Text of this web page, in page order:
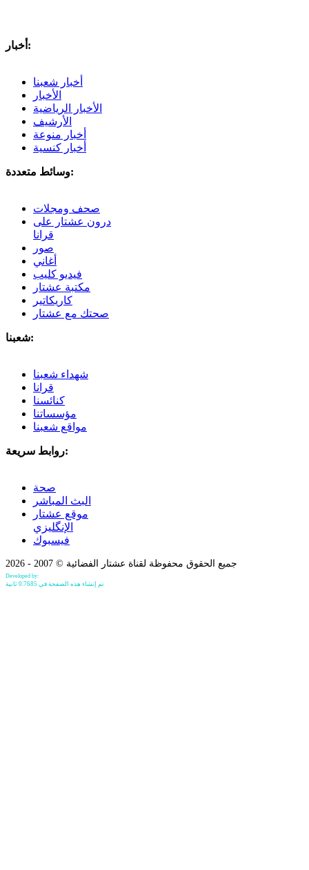
أخبار:
أخبار شعبنا
الأخبار
الأخبار الرياضية
الأرشيف
أخبار منوعة
أخبار كنسية
وسائط متعددة:
صحف ومجلات
درون عشتار على
قرانا
صور
أغاني
فيديو كليب
مكتبة عشتار
كاريكاتير
صحتك مع عشتار
شعبنا:
شهداء شعبنا
قرانا
كنائسنا
مؤسساتنا
مواقع شعبنا
روابط سريعة:
صحة
البث المباشر
موقع عشتار
الإنگليزي
فيسبوك
جميع الحقوق محفوظة لقناة عشتار الفضائية © 2007 - 2026
Developed by:
تم إنشاء هذه الصفحة في 0.7685 ثانية